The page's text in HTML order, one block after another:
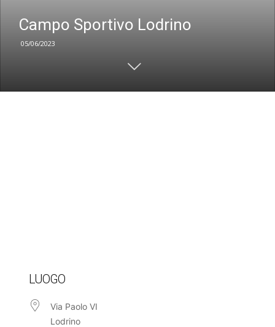
Campo Sportivo Lodrino
05/06/2023
LUOGO
Via Paolo VI
Lodrino